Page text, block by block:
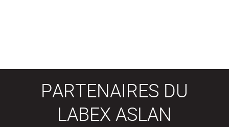
PARTENAIRES DU
LABEX ASLAN